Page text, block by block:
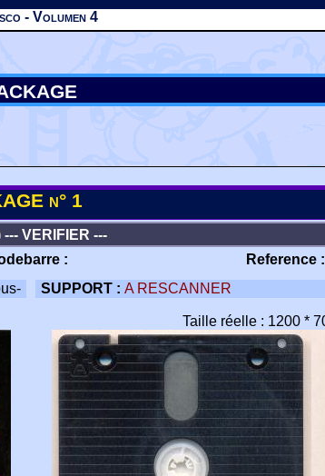
- Volumen 4
n° 1
VERIFIER ---
:
Reference :
SUPPORT : A RESCANNER
Taille réelle : 1200 *